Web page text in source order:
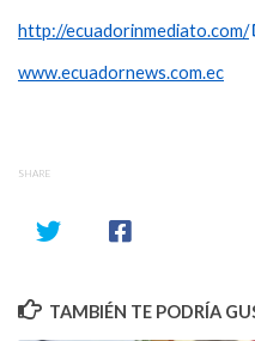
http://ecuadorinmediato.com/
www.ecuadornews.com.ec
SHARE
TAMBIÉN TE PODRÍA